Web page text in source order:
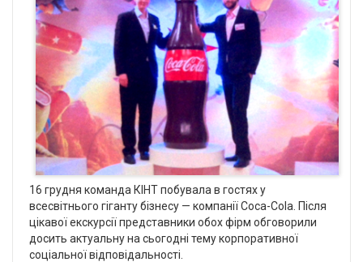
16 грудня команда КІНТ побувала в гостях у
всесвітнього гіганту бізнесу — компанії Coca-Cola. Після
цікавої екскурсії представники обох фірм обговорили
досить актуальну на сьогодні тему корпоративної
соціальної відповідальності.